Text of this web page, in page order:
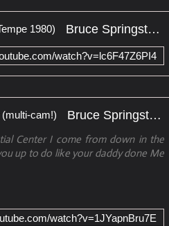
Bruce Springsteen - The River (The River Tour, Tempe 1980)
watch?v=lc6F47Z6PI4
Bruce Springsteen - River Tour 2016 - The River (multi-cam!)
Center I come from down in the
up to do like your daddy done Me
watch?v=1JYapnBru7E